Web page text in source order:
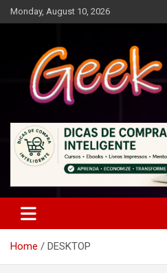
Skip
to
Monday, August 10, 2026
Geek Chic
Home DESKTOP